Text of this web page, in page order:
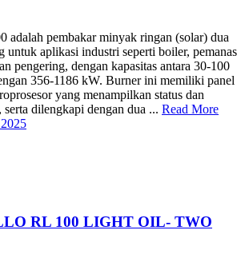
adalah pembakar minyak ringan (solar) dua
untuk aplikasi industri seperti boiler, pemanas
pengering, dengan kapasitas antara 30-100
356-1186 kW. Burner ini memiliki panel
yang menampilkan status dan
serta dilengkapi dengan dua ... Read More
RL 100 LIGHT OIL- TWO